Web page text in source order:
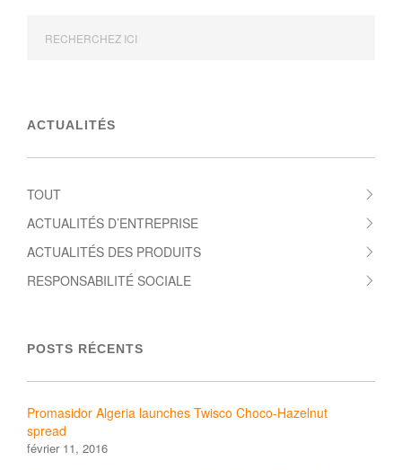
ACTUALITÉS
TOUT
ACTUALITÉS D’ENTREPRISE
ACTUALITÉS DES PRODUITS
RESPONSABILITÉ SOCIALE
POSTS RÉCENTS
Promasidor Algeria launches Twisco Choco-Hazelnut
spread
février 11, 2016